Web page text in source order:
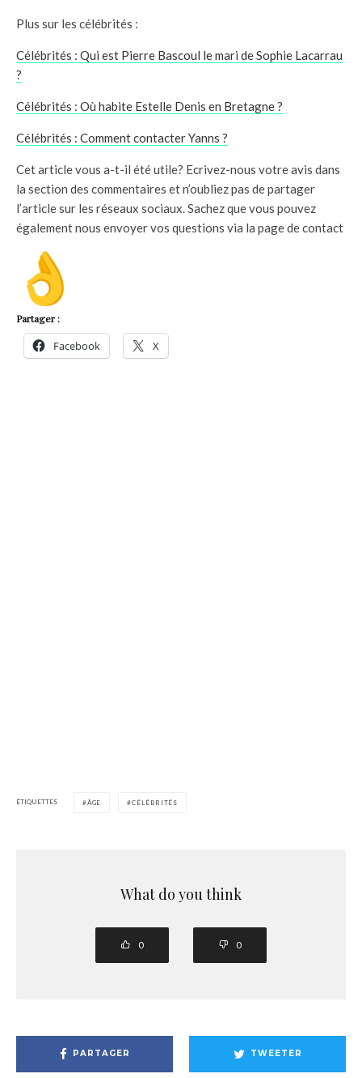
Plus sur les célébrités :
Célébrités : Qui est Pierre Bascoul le mari de Sophie Lacarrau
?
Célébrités : Où habite Estelle Denis en Bretagne ?
Célébrités : Comment contacter Yanns ?
Cet article vous a-t-il été utile? Ecrivez-nous votre avis dans
la section des commentaires et n’oubliez pas de partager
l’article sur les réseaux sociaux. Sachez que vous pouvez
également nous envoyer vos questions via la page de contact
Partager :
Facebook X
ÉTIQUETTES ÂGE CÉLÉBRITÉS
What do you think
0 0
PARTAGER TWEETER